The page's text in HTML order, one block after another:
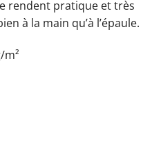
rendent pratique et très
à la main qu’à l’épaule.
m²